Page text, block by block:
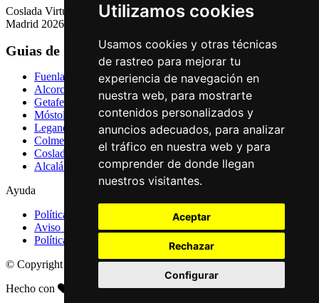
Utilizamos cookies
Usamos cookies y otras técnicas
de rastreo para mejorar tu
experiencia de navegación en
nuestra web, para mostrarte
contenidos personalizados y
anuncios adecuados, para analizar
el tráfico en nuestra web y para
comprender de donde llegan
nuestros visitantes.
Aceptar
Rechazar
Configurar
Coslada Virtual: Guia de Empresas, Ocio y Servicios de Coslada,
Madrid 2026
Guias de Ciudades
Fuenlabrada
Alcorcón
Getafe
Móstoles
Leganés
Colmenar Viejo
Coslada
Alcalá de Henares
Ayuda
Política de Privacidad
Aviso Legal
Política de Cookies
© Copyright 2026 Palike Networks, S.L.U.
Hecho con
en Coslada